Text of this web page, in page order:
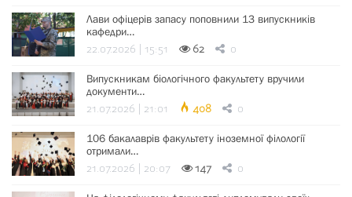
Лави офіцерів запасу поповнили 13 випускників
кафедри…
22.07.2026 | 15:51 62 0
Випускникам біологічного факультету вручили
документи…
21.07.2026 | 21:01 408 0
106 бакалаврів факультету іноземної філології
отримали…
21.07.2026 | 20:07 147 0